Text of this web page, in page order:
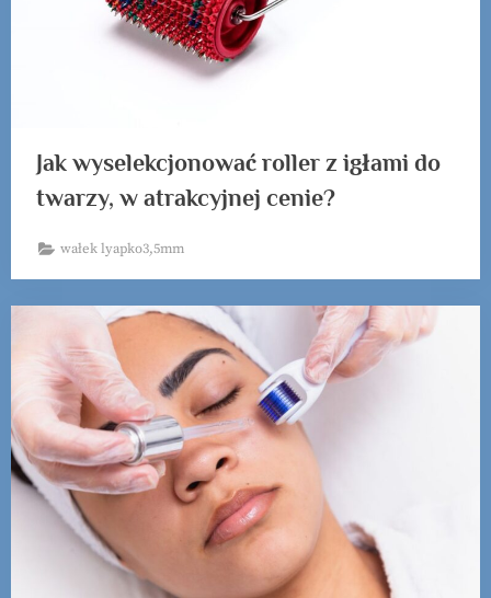
Jak wyselekcjonować roller z igłami do
twarzy, w atrakcyjnej cenie?
wałek lyapko3,5mm